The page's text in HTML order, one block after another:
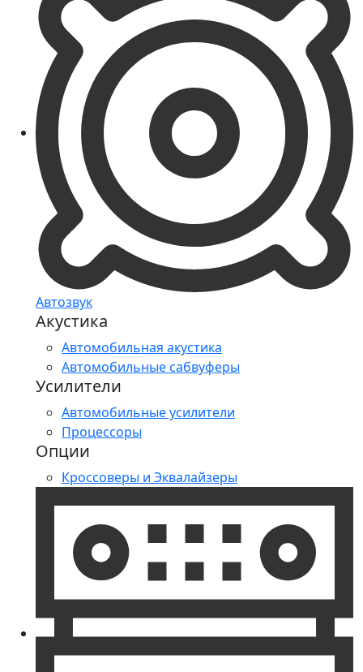
Автозвук
Акустика
Автомобильная акустика
Автомобильные сабвуферы
Усилители
Автомобильные усилители
Процессоры
Опции
Кроссоверы и Эквалайзеры